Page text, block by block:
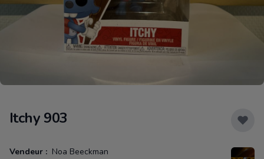
Itchy 903
Vendeur : Noa Beeckman